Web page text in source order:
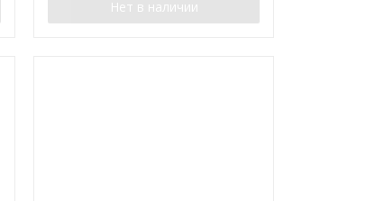
Нет в наличии